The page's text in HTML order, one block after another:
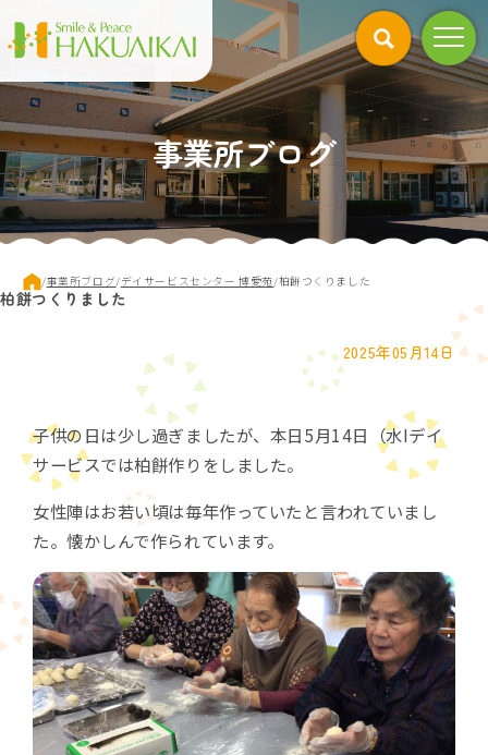
事業所ブログ
現
在
/事業所ブログ/デイサービスセンター 博愛苑/柏餅つくりました
柏餅つくりました
2025年05月14日
子供の日は少し過ぎましたが、本日5月14日（水Iデイ
サービスでは柏餅作りをしました。
女性陣はお若い頃は毎年作っていたと言われていまし
た。懐かしんで作られています。